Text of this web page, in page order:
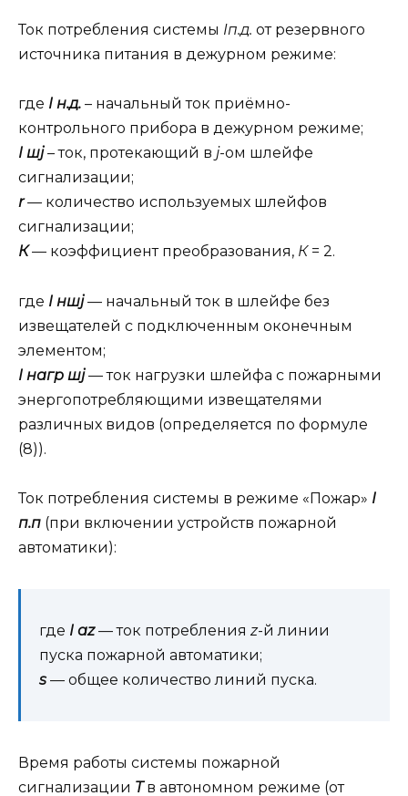
Ток потребления системы Iп.д. от резервного
источника питания в дежурном режиме:
где I н.д. – начальный ток приёмно-
контрольного прибора в дежурном режиме;
I шj– ток, протекающий в j-ом шлейфе
сигнализации;
r— количество используемых шлейфов
сигнализации;
К— коэффициент преобразования, К= 2.
где I ншj— начальный ток в шлейфе без
извещателей с подключенным оконечным
элементом;
I нагр шj— ток нагрузки шлейфа с пожарными
энергопотребляющими извещателями
различных видов (определяется по формуле
(8)).
Ток потребления системы в режиме «Пожар» I
п.п (при включении устройств пожарной
автоматики):
где I аz— ток потребления z-й линии
пуска пожарной автоматики;
s — общее количество линий пуска.
Время работы системы пожарной
сигнализации Tв автономном режиме (от